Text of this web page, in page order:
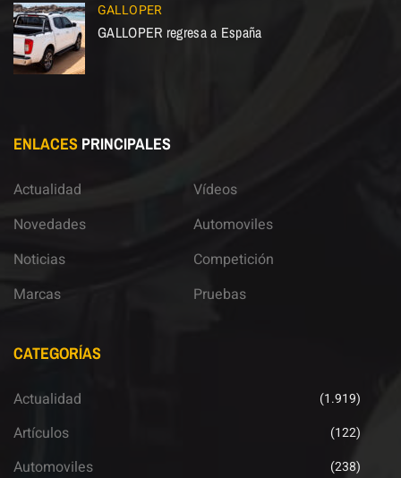
GALLOPER
GALLOPER regresa a España
ENLACES PRINCIPALES
Actualidad
Novedades
Noticias
Marcas
Vídeos
Automoviles
Competición
Pruebas
CATEGORÍAS
Actualidad (1.919)
Artículos (122)
Automoviles (238)